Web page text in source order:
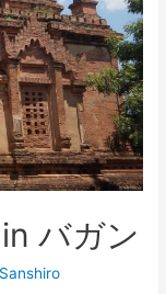
バガン
Sanshiro